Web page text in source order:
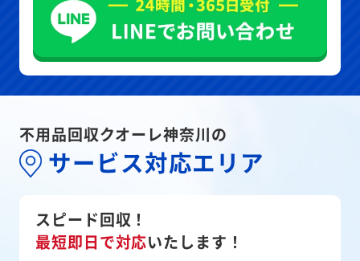
不用品回収クオーレ神奈川の
サービス対応エリア
スピード回収！
最短即日で対応いたします！